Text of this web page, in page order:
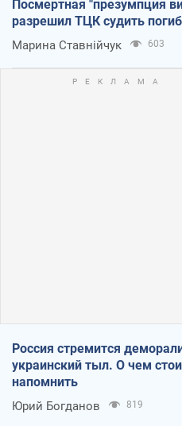
Посмертная "презумпция
разрешил ТЦК судить
Марина Ставнійчук 603
Россия стремится
украинский тыл. О чем
напомнить
Юрий Богданов 819